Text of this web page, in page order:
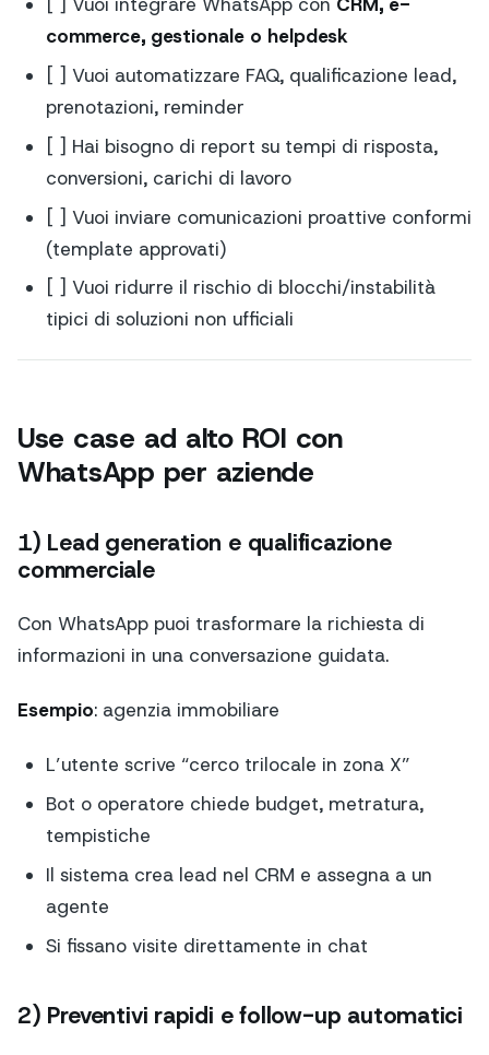
commerce, gestionale o helpdesk
[ ] Vuoi automatizzare FAQ, qualificazione lead,
prenotazioni, reminder
[ ] Hai bisogno di report su tempi di risposta,
conversioni, carichi di lavoro
[ ] Vuoi inviare comunicazioni proattive conformi
(template approvati)
[ ] Vuoi ridurre il rischio di blocchi/instabilità
tipici di soluzioni non ufficiali
Use case ad alto ROI con
WhatsApp per aziende
1) Lead generation e qualificazione
commerciale
Con WhatsApp puoi trasformare la richiesta di
informazioni in una conversazione guidata.
Esempio: agenzia immobiliare
L’utente scrive “cerco trilocale in zona X”
Bot o operatore chiede budget, metratura,
tempistiche
Il sistema crea lead nel CRM e assegna a un
agente
Si fissano visite direttamente in chat
2) Preventivi rapidi e follow-up automatici